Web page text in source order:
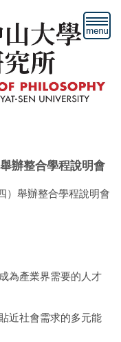
辦整合學程說明會
）舉辦整合學程說明會
為產業界需要的人才
近社會需求的多元能